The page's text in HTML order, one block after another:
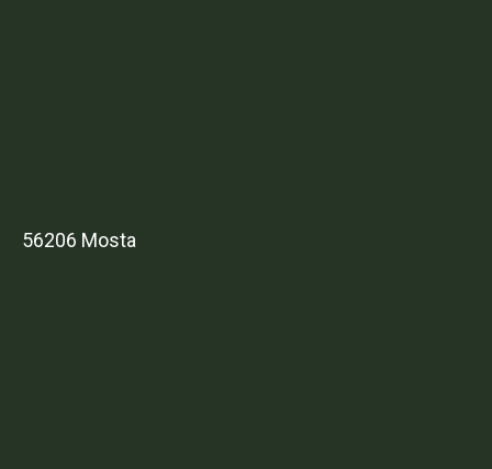
56206 Mosta